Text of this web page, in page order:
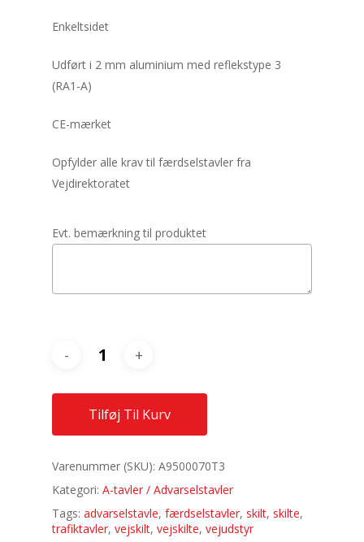
Enkeltsidet
Udført i 2 mm aluminium med reflekstype 3
(RA1-A)
CE-mærket
Opfylder alle krav til færdselstavler fra
Vejdirektoratet
Evt. bemærkning til produktet
Tilføj Til Kurv
Varenummer (SKU): A9500070T3
Kategori: A-tavler / Advarselstavler
Tags: advarselstavle, færdselstavler, skilt, skilte,
trafiktavler, vejskilt, vejskilte, vejudstyr